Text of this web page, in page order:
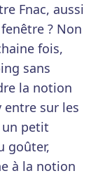
Fnac, aussi
? Non
fois,
sans
la notion
entre sur les
un petit
goûter,
à la notion